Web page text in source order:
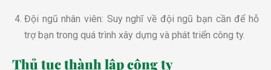
Đội ngũ nhân viên: Suy nghĩ về đội ngũ bạn cần để hỗ
trợ bạn trong quá trình xây dựng và phát triển công ty.
Thủ tục thành lập công ty